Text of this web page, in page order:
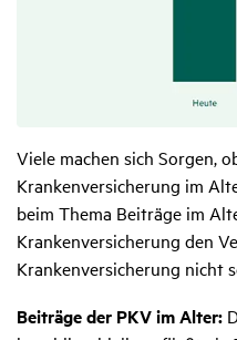
Viele machen sich Sorgen,
Krankenversicherung im
beim Thema Beiträge im
Krankenversicherung den
Krankenversicherung nicht
Beiträge der PKV im Alter: